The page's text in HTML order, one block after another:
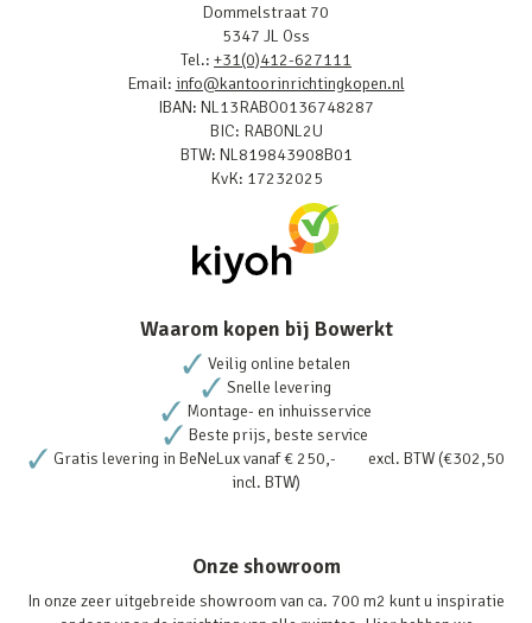
Dommelstraat 70
5347 JL Oss
Tel.: +31(0)412-627111
Email: info@kantoorinrichtingkopen.nl
IBAN: NL13RABO0136748287
BIC: RABONL2U
BTW: NL819843908B01
KvK: 17232025
Waarom kopen bij Bowerkt
Veilig online betalen
Snelle levering
Montage- en inhuisservice
Beste prijs, beste service
Gratis levering in BeNeLux vanaf € 250,- excl. BTW (€302,50
incl. BTW)
Onze showroom
In onze zeer uitgebreide showroom van ca. 700 m2 kunt u inspiratie